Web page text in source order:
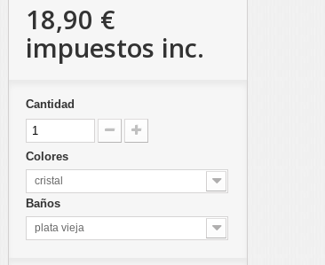
18,90 €
impuestos inc.
Cantidad
Colores
cristal
Baños
plata vieja